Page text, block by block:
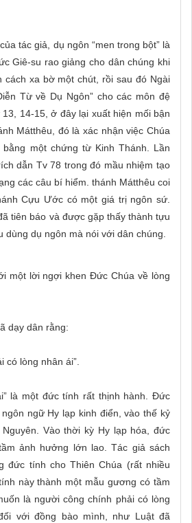
tác giả, dụ ngôn “men trong bột” là
Giê-su rao giảng cho dân chúng khi
cách xa bờ một chút, rồi sau đó Ngài
Từ về Dụ Ngôn” cho các môn đệ
14-15, ở đây lại xuất hiện mối bận
Mátthêu, đó là xác nhận việc Chúa
một chứng từ Kinh Thánh. Lần
dẫn Tv 78 trong đó mầu nhiệm tạo
các câu bí hiểm. thánh Mátthêu coi
Cựu Ước có một giá trị ngôn sứ.
tiên báo và được gặp thấy thành tựu
dùng dụ ngôn mà nói với dân chúng.
một lời ngợi khen Đức Chúa về lòng
dạy dân rằng:
có lòng nhân ái”.
là một đức tính rất thịnh hành. Đức
ngữ Hy lạp kinh điển, vào thế kỷ
Vào thời kỳ Hy lạp hóa, đức
ảnh hưởng lớn lao. Tác giả sách
đức tính cho Thiên Chúa (rất nhiều
này thành một mẫu gương có tầm
là người công chính phải có lòng
với đồng bào mình, như Luật đã